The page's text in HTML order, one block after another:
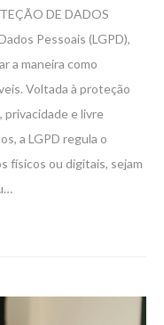
DE DADOS
Pessoais (LGPD),
a maneira como
Voltada à proteção
e livre
a LGPD regula o
físicos ou digitais, sejam